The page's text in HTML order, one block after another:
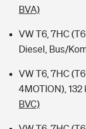
BVA)
VW T6, 7HC
Diesel, Bus/
VW T6, 7HC
4MOTION),
BVC)